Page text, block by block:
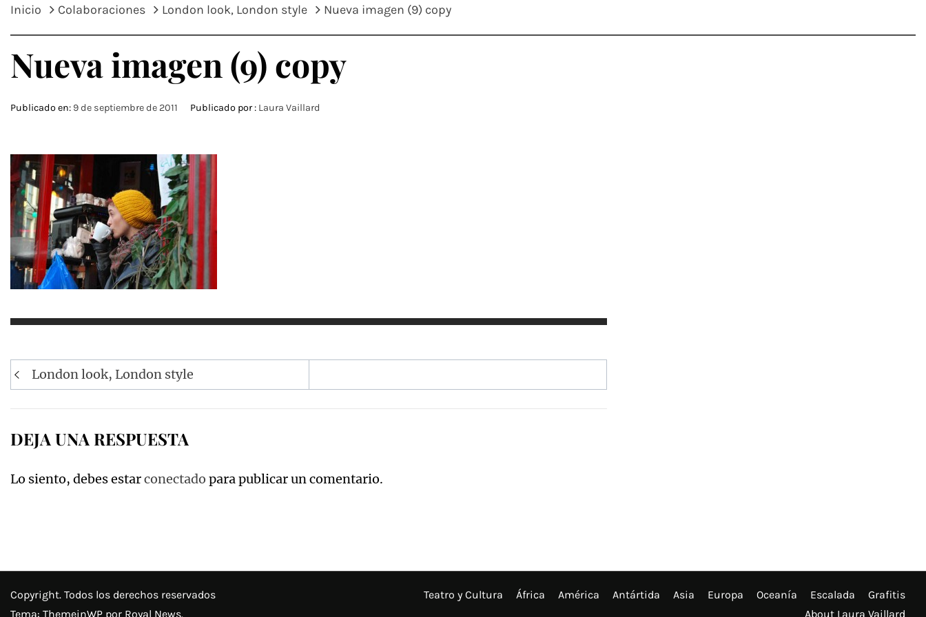
Inicio Colaboraciones London look, London style Nueva imagen (9) copy
Nueva imagen (9) copy
Publicado en: 9 de septiembre de 2011 Publicado por : Laura Vaillard
Navegación
de
London look, London style
DEJA UNA RESPUESTA
Lo siento, debes estarconectado para publicar un comentario.
Copyright. Todos los derechos reservados
Tema: ThemeinWP por Royal News.
Teatro y Cultura África América Antártida Asia Europa Oceanía Escalada
Grafitis
About Laura Vaillard